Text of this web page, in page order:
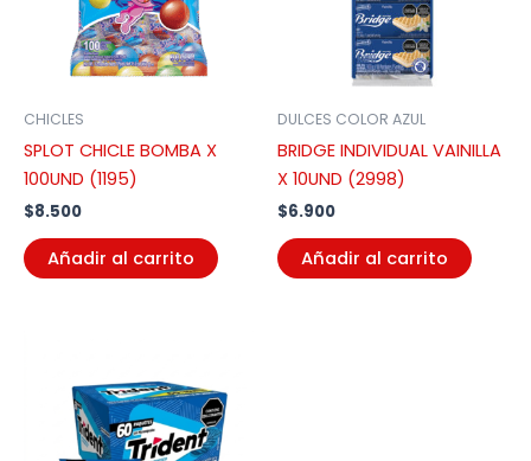
CHICLES
SPLOT CHICLE BOMBA X
100UND (1195)
$8.500
Añadir al carrito
DULCES COLOR AZUL
BRIDGE INDIVIDUAL VAINILLA
X 10UND (2998)
$6.900
Añadir al carrito